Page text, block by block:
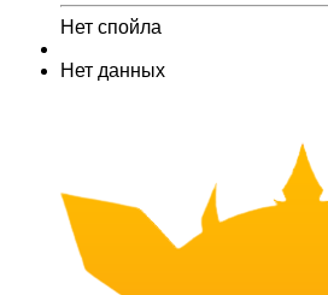
Нет спойла
Нет данных